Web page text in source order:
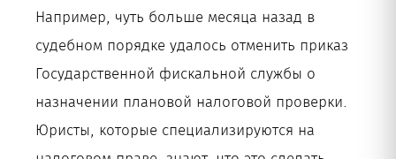
Например, чуть больше месяца назад в
судебном порядке удалось отменить приказ
Государственной фискальной службы о
назначении плановой налоговой проверки.
Юристы, которые специализируются на